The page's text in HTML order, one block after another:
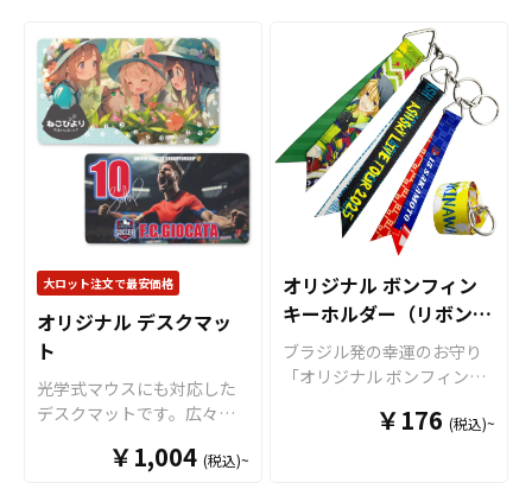
人グッズなど様々な業界に
人気です。 短納期・小ロッ
トでの対応も可能ですので
ご不明点がありましたらお
気軽にご相談ください。
人イベントで販売する際
は、個性的なデザインやキ
ャラクター性を活かしたア
クスタが注目を集めること
間違いありません。 小ロッ
トからも対応が可能ですの
で是非お試しください。 各
ご注文サイズに納まるよう
に、本体と台座のデザイン
を配置して下さい。
能です。充実したサイズ展
開と豊富なオプションや包
装パッケージなど、用途や
デザインに応じて細部の選
択も可能です。お客様のア
イディアやニーズに合わせ
たオリジナル缶を製作いた
します。 お客様はデザイン
をご入稿いただくだけでオ
リジナル商品として販売し
ていただくことが可能で
す。 缶バッジはアニメ、エ
庁、同人・コミケグッズな
ど様々な業界に人気です。
特に同人イベントでの販売
アイテムとしても、オリジ
オリジナルグッズです。透
明度が高く美しいアクリル
のヘッダーパーツと、オリ
ジナルのチケットホルダー
やチェキホルダー、ネーム
ホルダーでオリジナルのホ
ルダーはデザイン次第でど
んなシーンでもマッチしま
す。ヘッダー部分はダイカ
ットでデザインにあわせた
自由な形状で制作すること
ができます。また長さ調整
と安全機能が付いたネック
ストラップが標準で付属し
ます。オプションでチャー
ムを追加したり、ストラッ
プをキーホルダーに変更す
ることも可能です。 アニ
おります。プリントには昇
華転写を採用していますの
で、発色が良く、写真やグ
ラデーションも美しく再現
が可能です。 生地は滑らか
な手触りのスエード生地を
採用しています。タペスト
リーの上下（ガーランドタ
イプは上部のみ）は袋縫い
加工を施し、PVC製の軽量
なパイプを通して紐（ミニ
タイプはボールチェーン）
をセットした状態で納品さ
せていただきます。壁や窓
といった場所に簡単に飾る
は、幅広い用途や場所で活
大ロット注文で最安価格
オリジナル デスクマッ
ト
光学式マウスにも対応した
デスクマットです。広々と
スフリーにマウス操作やデ
￥1,004 (税込)~
オリジナル ボンフィン
キーホルダー（リボンス
トラップ）
ブラジル発の幸運のお守り
「オリジナル ボンフィンキ
ップ）」を、お客様のオリ
￥176 (税込)~